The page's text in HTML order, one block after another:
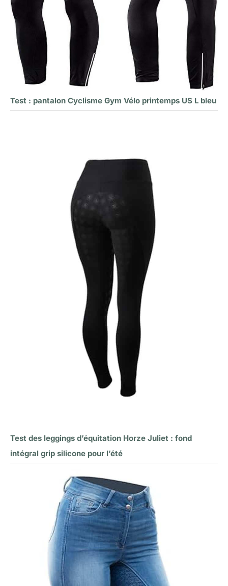
Test : pantalon Cyclisme Gym Vélo printemps US L bleu
Test des leggings d’équitation Horze Juliet : fond
intégral grip silicone pour l’été